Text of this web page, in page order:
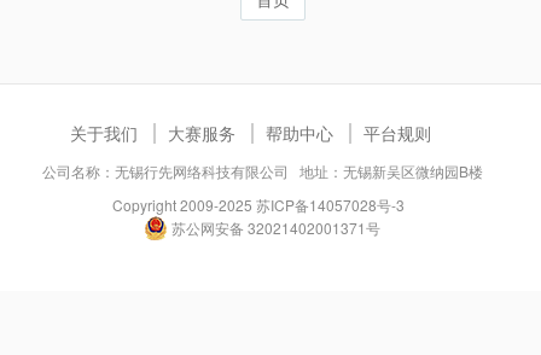
关于我们 大赛服务 帮助中心 平台规则
公司名称：无锡行先网络科技有限公司 地址：无锡新吴区微纳园B楼
Copyright 2009-2025 苏ICP备14057028号-3
苏公网安备 32021402001371号